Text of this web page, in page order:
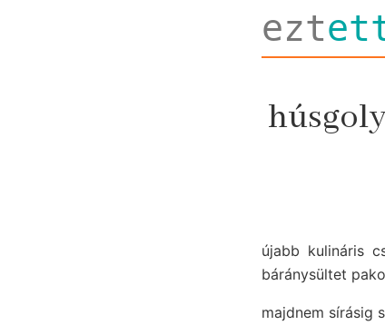
ezt
újabb kulináris
báránysültet
majdnem sírásig